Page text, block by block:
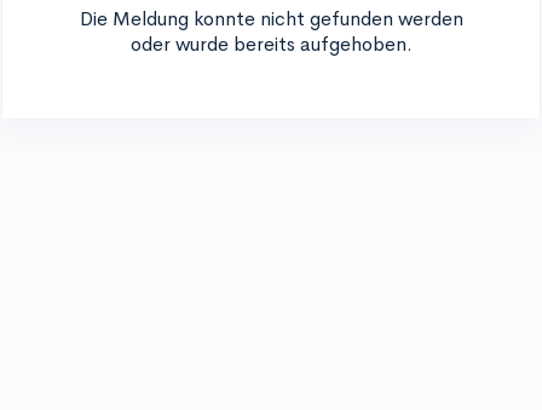
Die Meldung konnte nicht gefunden werden
oder wurde bereits aufgehoben.